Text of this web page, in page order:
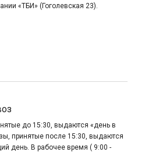
«ТБИ» (Гоголевская 23).
до 15:30, выдаются «день в
принятые после 15:30, выдаются
день. В рабочее время ( 9:00 -